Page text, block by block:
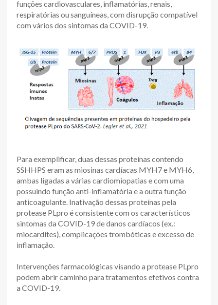
funções cardiovasculares, inflamatórias, renais,
respiratórias ou sanguíneas, com disrupção compatível
com vários dos sintomas da COVID-19.
Para exemplificar, duas dessas proteínas contendo
SSHHPS eram as miosinas cardíacas MYH7 e MYH6,
ambas ligadas a várias cardiomiopatias e com uma
possuindo função anti-inflamatória e a outra função
anticoagulante. Inativação dessas proteínas pela
protease PLpro é consistente com os característicos
sintomas da COVID-19 de danos cardíacos (ex.:
miocardites), complicações trombóticas e excesso de
inflamação.
Intervenções farmacológicas visando a protease PLpro
podem abrir caminho para tratamentos efetivos contra
a COVID-19.